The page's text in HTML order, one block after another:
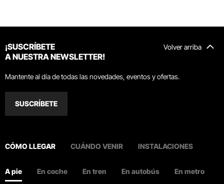
Volver arriba
¡SUSCRÍBETE
A NUESTRA NEWSLETTER!
Mantente al día de todas las novedades, eventos y ofertas.
SUSCRÍBETE
CÓMO LLEGAR CUÁNDO VENIR INSTALACIONES
A pie En coche En tren En autobús En metro